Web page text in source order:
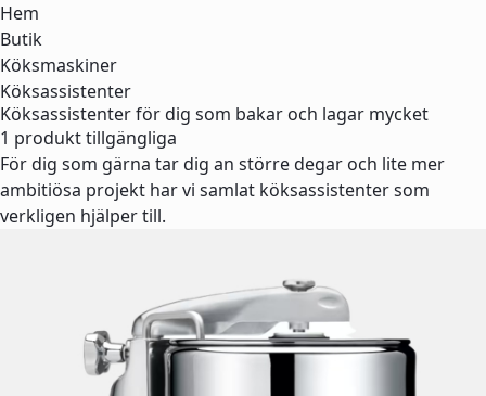
Hem
Butik
Köksmaskiner
Köksassistenter
Köksassistenter för dig som bakar och lagar mycket
1 produkt tillgängliga
För dig som gärna tar dig an större degar och lite mer
ambitiösa projekt har vi samlat köksassistenter som
verkligen hjälper till.